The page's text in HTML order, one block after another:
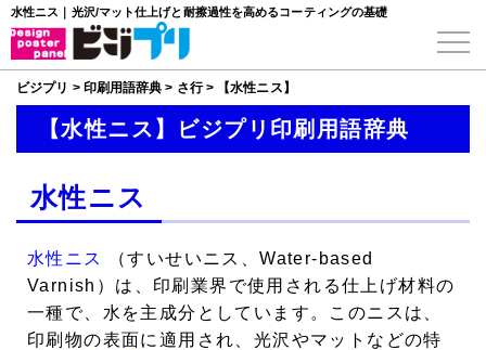
水性ニス｜光沢/マット仕上げと耐擦過性を高めるコーティングの基礎
ビジプリ > 印刷用語辞典 > さ行> 【水性ニス】
【水性ニス】ビジプリ印刷用語辞典
水性ニス
水性ニス
（すいせいニス、Water-based
Varnish）は、印刷業界で使用される仕上げ材料の
一種で、水を主成分としています。このニスは、
印刷物の表面に適用され、光沢やマットなどの特